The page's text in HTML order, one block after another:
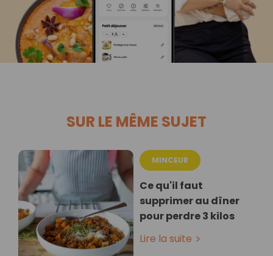
SUR LE MÊME SUJET
MINCEUR
Ce qu'il faut
supprimer au dîner
pour perdre 3 kilos
Lire la suite